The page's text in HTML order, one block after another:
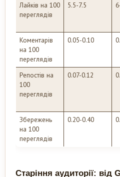
Лайків на 100
переглядів
5.5-7.5
Коментарів
на 100
переглядів
0.05-0.10
Репостів на
100
переглядів
0.07-0.12
Збережень
на 100
переглядів
0.20-0.40
Старіння аудиторії: від